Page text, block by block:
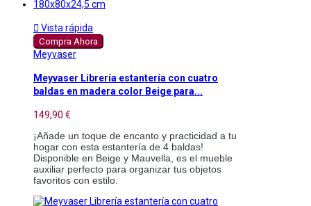
 Vista rápida
Compra Ahora
Meyvaser
Meyvaser Librería estantería con cuatro
baldas en madera color Beige para...
149,90 €
¡Añade un toque de encanto y practicidad a tu
hogar con esta estantería de 4 baldas!
Disponible en Beige y Mauvella, es el mueble
auxiliar perfecto para organizar tus objetos
favoritos con estilo.